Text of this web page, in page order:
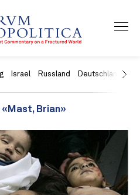
Israel Russland Deutschland
Brian»